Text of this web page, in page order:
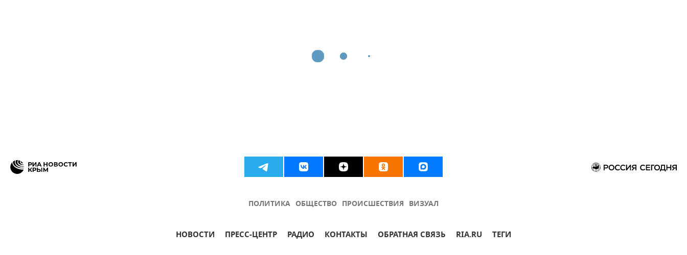
ПОЛИТИКА ОБЩЕСТВО ПРОИСШЕСТВИЯ ВИЗУАЛ
НОВОСТИ ПРЕСС-ЦЕНТР РАДИО КОНТАКТЫ ОБРАТНАЯ СВЯЗЬ RIA.RU ТЕГИ